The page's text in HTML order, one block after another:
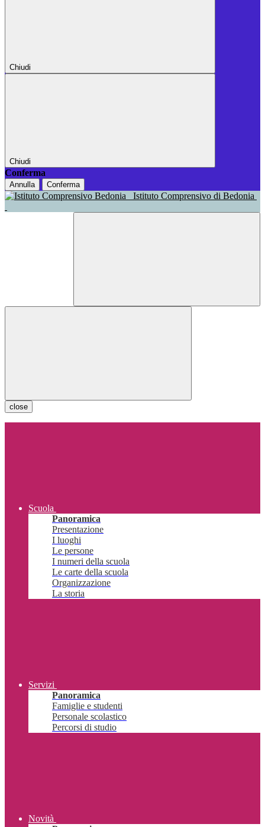
Chiudi
Chiudi
Conferma
Annulla Conferma
Istituto Comprensivo di Bedonia
close
Scuola
Panoramica
Presentazione
I luoghi
Le persone
I numeri della scuola
Le carte della scuola
Organizzazione
La storia
Servizi
Panoramica
Famiglie e studenti
Personale scolastico
Percorsi di studio
Novità